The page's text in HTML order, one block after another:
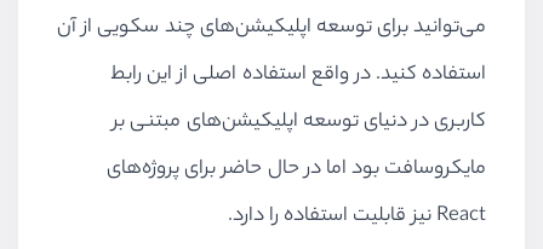
می‌توانید برای توسعه اپلیکیشن‌های چند سکویی از آن
استفاده کنید. در واقع استفاده اصلی از این رابط
کاربری در دنیای توسعه اپلیکیشن‌های مبتنی بر
مایکروسافت بود اما در حال حاضر برای پروژه‌های
Reactنیز قابلیت استفاده را دارد.